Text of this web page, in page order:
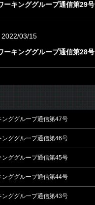
ーキンググループ通信第29号
2022/03/15
ーキンググループ通信第28号
ググループ通信第47号
ググループ通信第46号
ググループ通信第45号
ググループ通信第44号
ググループ通信第43号